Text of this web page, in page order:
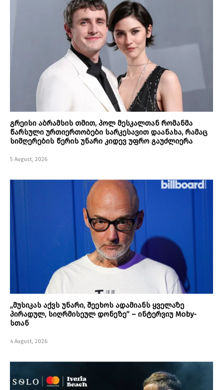
გრეისი აბრამსის თმით, პოლ მესკალთან რომანმა
წარსული ურთიერთობები სარკესავით დაანახა, რამაც
სიმღერების წერის უნარი კიდევ უფრო გაუძლიერა
5 August, 2026
„მუსიკას აქვს უნარი, შეეხოს ადამიანს ყველაზე
პირადულ, სიღრმისეულ დონეზე” – ინტერვიუ Moby-
სთან
4 August, 2026